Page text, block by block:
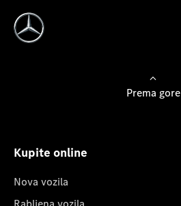
Prema gore
Kupite online
Nova vozila